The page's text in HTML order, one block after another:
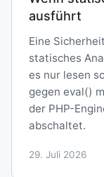
ausführt
Eine
statisches
es nur lesen
gegen eval()
der PHP-
abschaltet.
29. Juli 2026